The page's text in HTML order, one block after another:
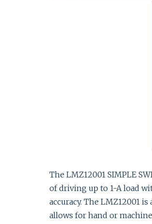
The LMZ12001 SIMPLE
of driving up to 1-A load
accuracy. The LMZ12001
allows for hand or